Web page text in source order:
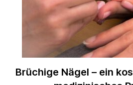
Brüchige Nägel – ein